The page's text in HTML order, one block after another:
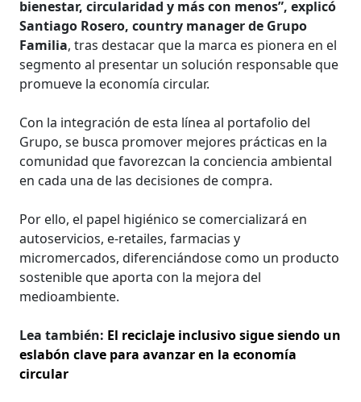
bienestar, circularidad y más con menos”, explicó
Santiago Rosero, country manager de Grupo
Familia, tras destacar que la marca es pionera en el
segmento al presentar un solución responsable que
promueve la economía circular.
Con la integración de esta línea al portafolio del
Grupo, se busca promover mejores prácticas en la
comunidad que favorezcan la conciencia ambiental
en cada una de las decisiones de compra.
Por ello, el papel higiénico se comercializará en
autoservicios, e-retailes, farmacias y
micromercados, diferenciándose como un producto
sostenible que aporta con la mejora del
medioambiente.
Lea también: El reciclaje inclusivo sigue siendo un
eslabón clave para avanzar en la economía
circular